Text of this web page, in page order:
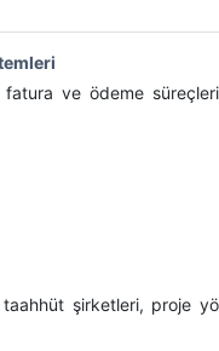
ve ödeme
taahhüt şirketleri, proje